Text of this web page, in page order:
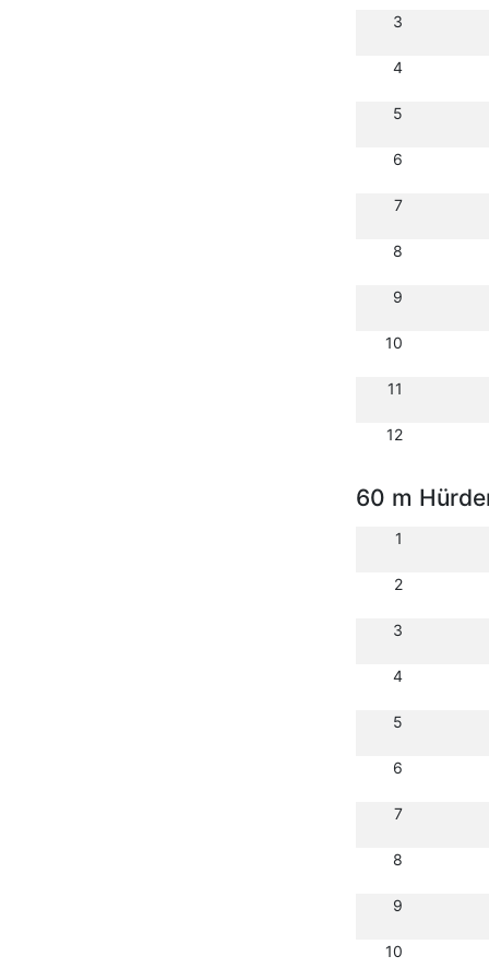
3
4
5
6
7
8
9
10
11
12
60 m
1
2
3
4
5
6
7
8
9
10